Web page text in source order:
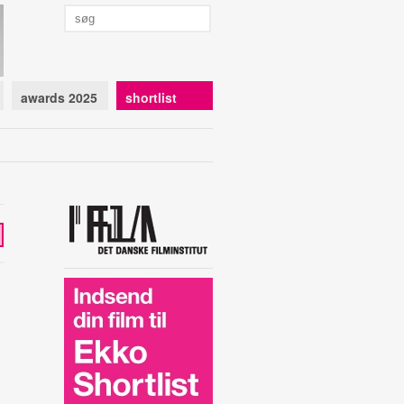
awards 2025 shortlist